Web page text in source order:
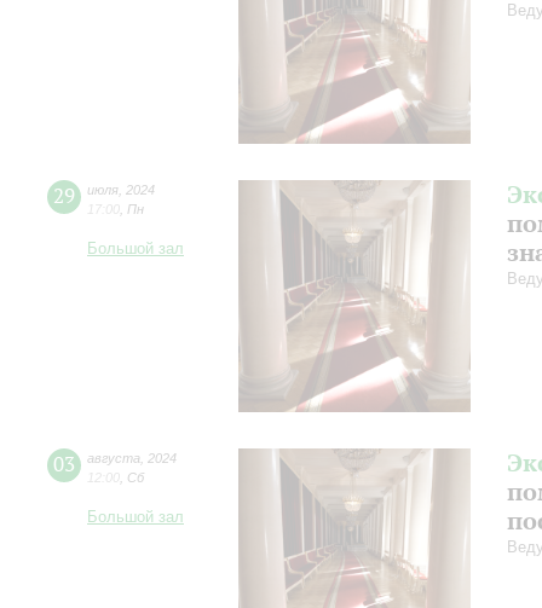
29 июля 2024
17:00 Пн
Большой зал
03 августа
2024
12:00 Сб
Большой зал